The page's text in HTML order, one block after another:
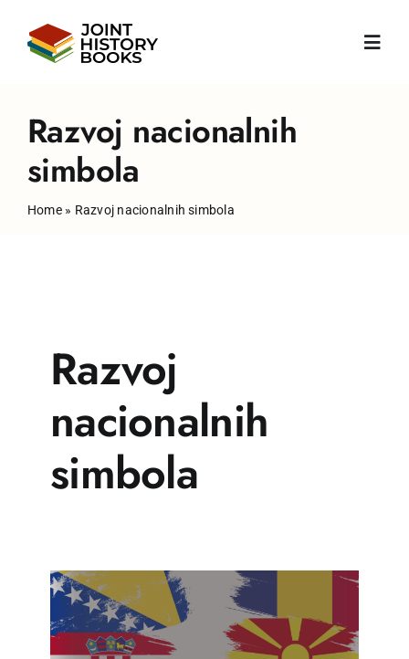
content
Početna
O nama
Publikacije
Učenje
Prijatelji
Razvoj nacionalnih
simbola
Home» Razvoj nacionalnih simbola
Razvoj
nacionalnih
simbola